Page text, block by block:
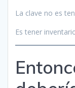
La clave no es
Es tener